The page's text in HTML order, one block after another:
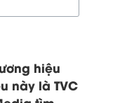
hiệu
này là TVC